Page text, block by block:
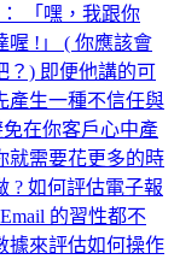
「嘿，我跟你
喔 !」 ( 你應該會
？) 即便他講的可
產生一種不信任與
在你客戶心中產
就需要花更多的時
? 如何評估電子報
的習性都不
據來評估如何操作